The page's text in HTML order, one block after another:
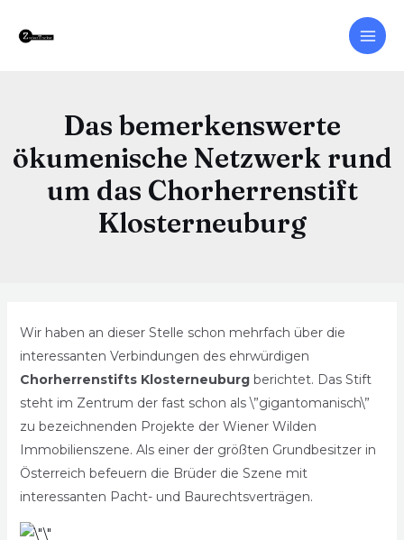
Das bemerkenswerte
ökumenische Netzwerk rund
um das Chorherrenstift
Klosterneuburg
Wir haben an dieser Stelle schon mehrfach über die
interessanten Verbindungen des ehrwürdigen
Chorherrenstifts Klosterneuburgberichtet. Das Stift
steht im Zentrum der fast schon als \”gigantomanisch\”
zu bezeichnenden Projekte der Wiener Wilden
Immobilienszene. Als einer der größten Grundbesitzer in
Österreich befeuern die Brüder die Szene mit
interessanten Pacht- und Baurechtsverträgen.